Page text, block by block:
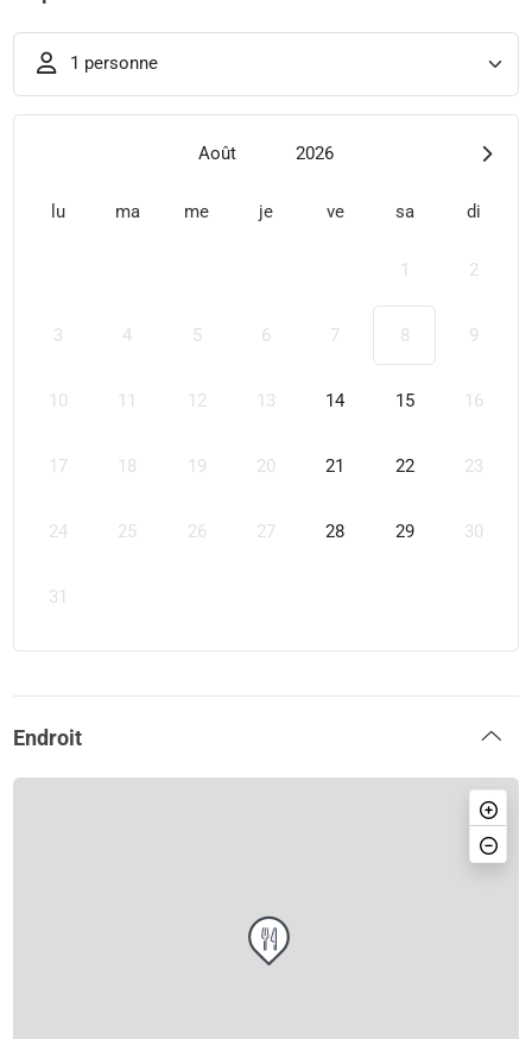
1 personne
Août 2026
lu ma me je ve sa di
1 2
3 4 5 6 7 8 9
10 11 12 13 14 15 16
17 18 19 20 21 22 23
24 25 26 27 28 29 30
31
Endroit